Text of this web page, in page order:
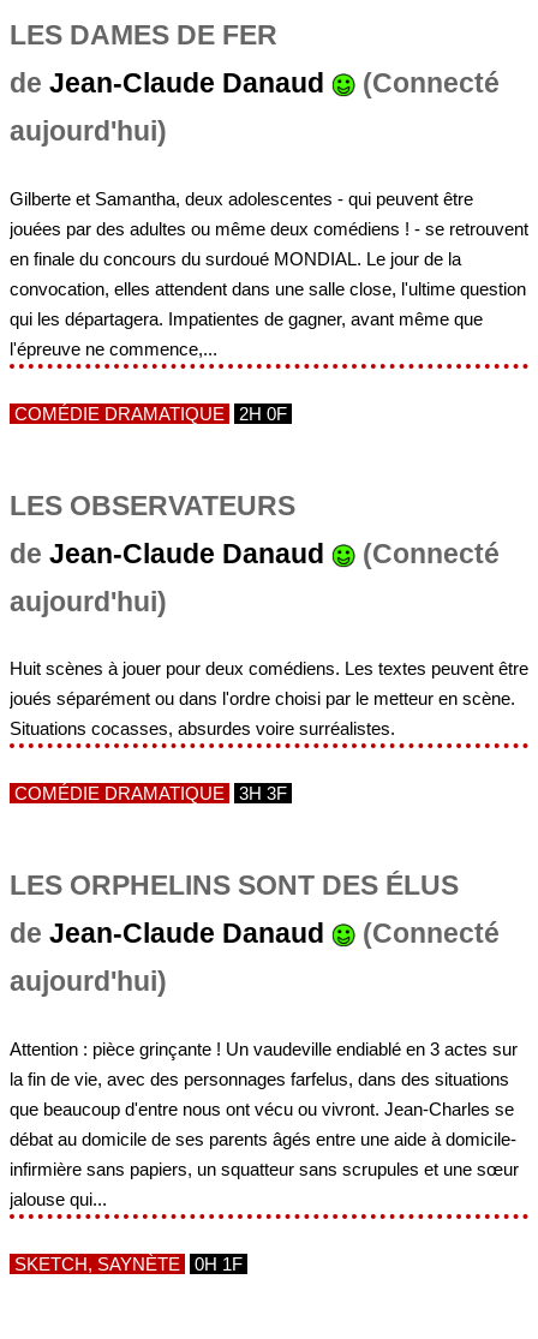
LES DAMES DE FER
de Jean-Claude Danaud
(Connecté
aujourd'hui)
Gilberte et Samantha, deux adolescentes - qui peuvent être
jouées par des adultes ou même deux comédiens ! - se retrouvent
en finale du concours du surdoué MONDIAL. Le jour de la
convocation, elles attendent dans une salle close, l'ultime question
qui les départagera. Impatientes de gagner, avant même que
l'épreuve ne commence,...
COMÉDIE DRAMATIQUE 2H 0F
LES OBSERVATEURS
de Jean-Claude Danaud
(Connecté
aujourd'hui)
Huit scènes à jouer pour deux comédiens. Les textes peuvent être
joués séparément ou dans l'ordre choisi par le metteur en scène.
Situations cocasses, absurdes voire surréalistes.
COMÉDIE DRAMATIQUE 3H 3F
LES ORPHELINS SONT DES ÉLUS
de Jean-Claude Danaud
(Connecté
aujourd'hui)
Attention : pièce grinçante ! Un vaudeville endiablé en 3 actes sur
la fin de vie, avec des personnages farfelus, dans des situations
que beaucoup d'entre nous ont vécu ou vivront. Jean-Charles se
débat au domicile de ses parents âgés entre une aide à domicile-
infirmière sans papiers, un squatteur sans scrupules et une sœur
jalouse qui...
SKETCH, SAYNÈTE 0H 1F